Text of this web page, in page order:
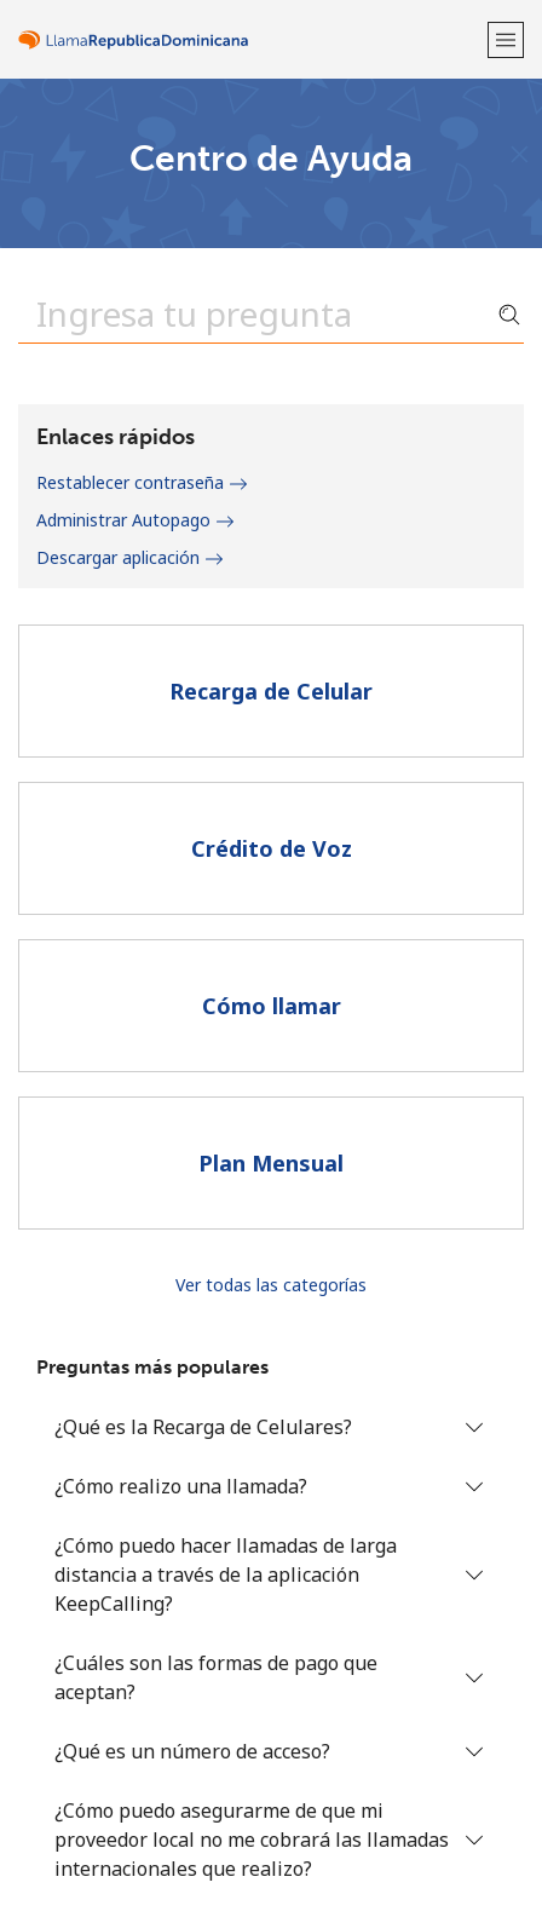
Un caracter especial
Al abrir una cuenta en este sitio web, estoy de acuerdo con
¿Olvidaste tu contraseña? →
Iniciar Sesión
Centro de Ayuda
Recarga de Celular
Crédito de Voz
Cómo llamar
Plan Mensual
Ver todas las categorías
Preguntas más populares
¿Qué es la Recarga de Celulares?
¿Cómo realizo una llamada?
¿Cómo puedo hacer llamadas de larga
distancia a través de la aplicación
KeepCalling?
¿Cuáles son las formas de pago que
aceptan?
¿Qué es un número de acceso?
¿Cómo puedo asegurarme de que mi
proveedor local no me cobrará las llamadas
internacionales que realizo?
Enlaces rápidos
Restablecer contraseña
Administrar Autopago
Descargar aplicación